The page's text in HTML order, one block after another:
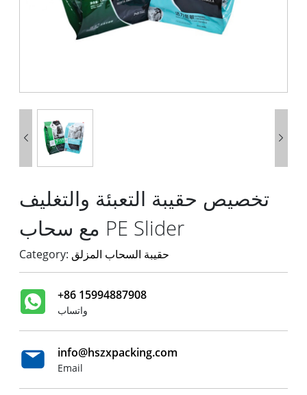
 
تخصيص حقيبة التعبئة والتغليف
مع سحاب PE Slider
Category: حقيبة السحاب المزلق
+86 15994887908
واتساب
info@hszxpacking.com
Email